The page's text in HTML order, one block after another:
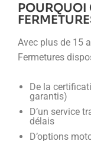
POURQUOI
Avec plus de 15
Fermetures
De la
garantis)
D’un service
délais
D’options